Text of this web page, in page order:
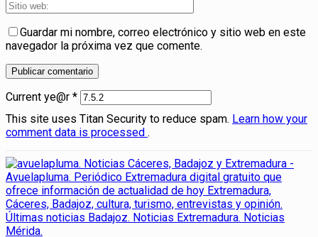
Guardar mi nombre, correo electrónico y sitio web en este
navegador la próxima vez que comente.
Current ye@r *
This site uses Titan Security to reduce spam. Learn how your
comment data is processed .